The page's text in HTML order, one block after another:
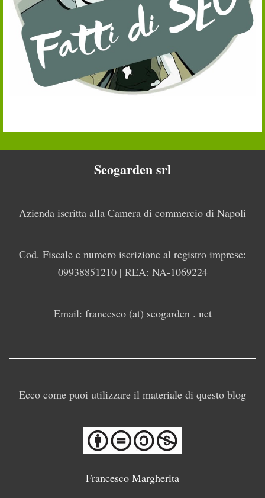
Seogarden srl
Azienda iscritta alla Camera di commercio di Napoli
Cod. Fiscale e numero iscrizione al registro imprese:
09938851210 | REA: NA-1069224
Email: francesco (at) seogarden . net
Ecco come puoi utilizzare il materiale di questo blog
Francesco Margherita